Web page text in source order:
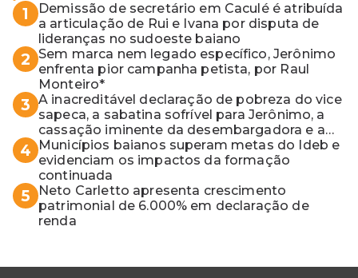
1
Demissão de secretário em Caculé é atribuída
a articulação de Rui e Ivana por disputa de
lideranças no sudoeste baiano
2
Sem marca nem legado específico, Jerônimo
enfrenta pior campanha petista, por Raul
Monteiro*
3 A inacreditável declaração de pobreza do vice
sapeca, a sabatina sofrível para Jerônimo, a
cassação iminente da desembargadora e a
vaga do Quinto para o MP baiano
4
Municípios baianos superam metas do Ideb e
evidenciam os impactos da formação
continuada
5
Neto Carletto apresenta crescimento
patrimonial de 6.000% em declaração de
renda